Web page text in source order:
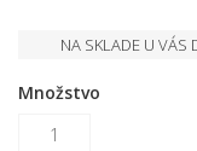
NA SKLADE U VÁS
Množstvo